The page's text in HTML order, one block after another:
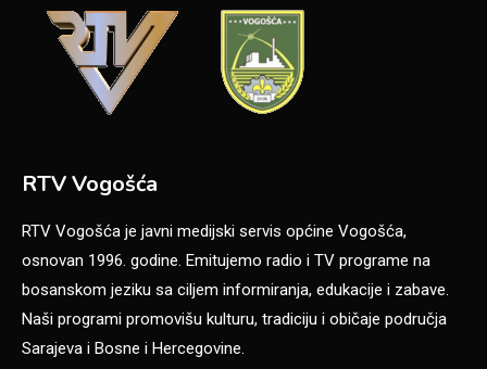
RTV Vogošća
RTV Vogošća je javni medijski servis općine Vogošća,
osnovan 1996. godine. Emitujemo radio i TV programe na
bosanskom jeziku sa ciljem informiranja, edukacije i zabave.
Naši programi promovišu kulturu, tradiciju i običaje područja
Sarajeva i Bosne i Hercegovine.